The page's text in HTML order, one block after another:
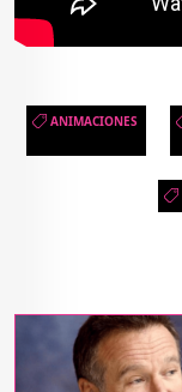
ANIMACIONES